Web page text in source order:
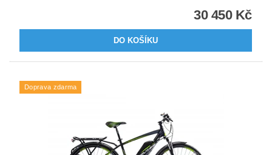
30 450 Kč
Doprava zdarma